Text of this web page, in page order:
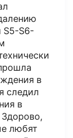
S5-S6-
в
следил
в
любят